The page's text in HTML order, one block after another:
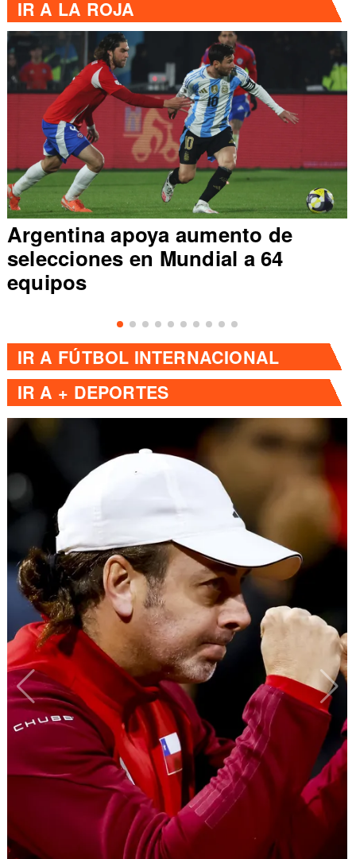
IR A LA ROJA
Argentina apoya aumento de
selecciones en Mundial a 64
equipos
IR A FÚTBOL INTERNACIONAL
IR A + DEPORTES